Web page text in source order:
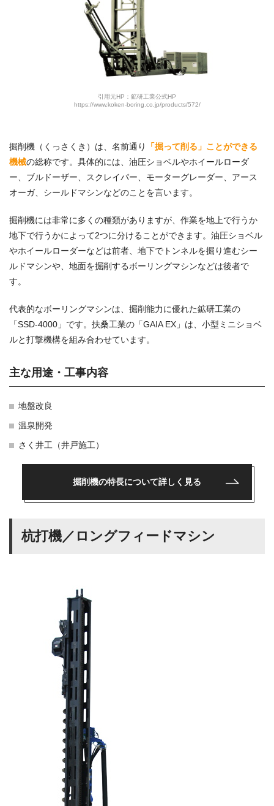
引用元HP：鉱研工業公式HP
https://www.koken-boring.co.jp/products/572/
掘削機（くっさくき）は、名前通り
「掘って削る」ことができる
機械の総称です。具体的には、油圧ショベルやホイールローダ
ー、ブルドーザー、スクレイパー、モーターグレーダー、アース
オーガ、シールドマシンなどのことを言います。
掘削機には非常に多くの種類がありますが、作業を地上で行うか
地下で行うかによって2つに分けることができます。油圧ショベル
やホイールローダーなどは前者、地下でトンネルを掘り進むシー
ルドマシンや、地面を掘削するボーリングマシンなどは後者で
す。
代表的なボーリングマシンは、掘削能力に優れた鉱研工業の
「SSD-4000」です。扶桑工業の「GAIA EX」は、小型ミニショベ
ルと打撃機構を組み合わせています。
主な用途・工事内容
地盤改良
温泉開発
さく井工（井戸施工）
掘削機の特長について詳しく見る
杭打機／ロングフィードマシン